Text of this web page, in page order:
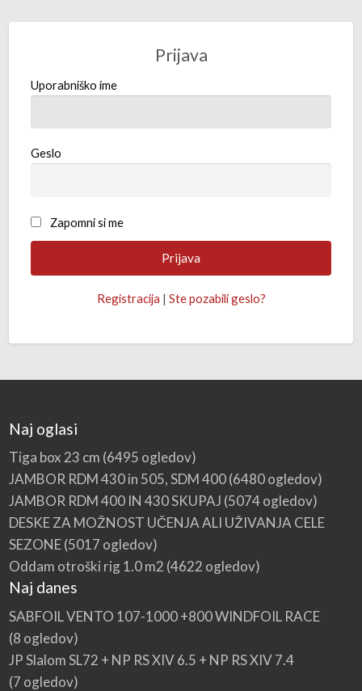
Prijava
Uporabniško ime
Geslo
Zapomni si me
Registracija | Ste pozabili geslo?
Naj oglasi
Tiga box 23 cm (6495 ogledov)
JAMBOR RDM 430 in 505, SDM 400(6480 ogledov)
JAMBOR RDM 400 IN 430 SKUPAJ (5074 ogledov)
DESKE ZA MOŽNOST UČENJA ALI UŽIVANJA CELE
SEZONE(5017 ogledov)
Oddam otroški rig 1.0 m2 (4622 ogledov)
Naj danes
SABFOIL VENTO 107-1000 +800 WINDFOIL RACE
(8 ogledov)
JP Slalom SL72 + NP RS XIV 6.5 + NP RS XIV 7.4
(7 ogledov)